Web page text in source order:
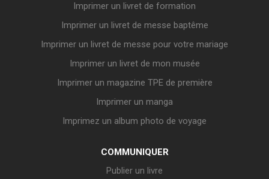
Imprimer un livret de formation
Imprimer un livret de messe baptême
Imprimer un livret de messe pour votre mariage
Imprimer un livret de mon musée
Imprimer un magazine TPE de première
Imprimer un manga
Imprimez un album photo de voyage
COMMUNIQUER
Publier un livre